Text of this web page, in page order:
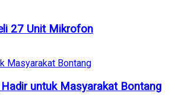
27 Unit Mikrofon
untuk Masyarakat Bontang